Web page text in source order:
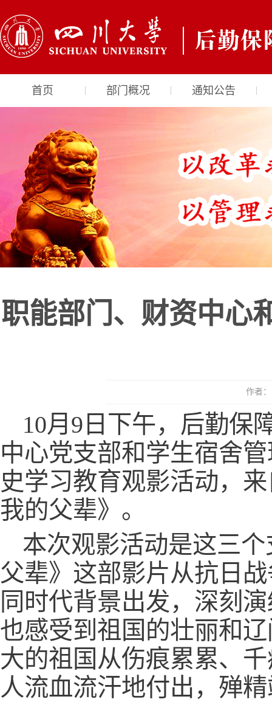
首页 部门概况 通知公告
职能部门、财资中心
作者
10月9日下午，后勤保
中心党支部和学生宿舍
史学习教育观影活动，
我的父辈》。
本次观影活动是这三
父辈》这部影片从抗日
同时代背景出发，深刻
也感受到祖国的壮丽和
大的祖国从伤痕累累、
人流血流汗地付出，殚